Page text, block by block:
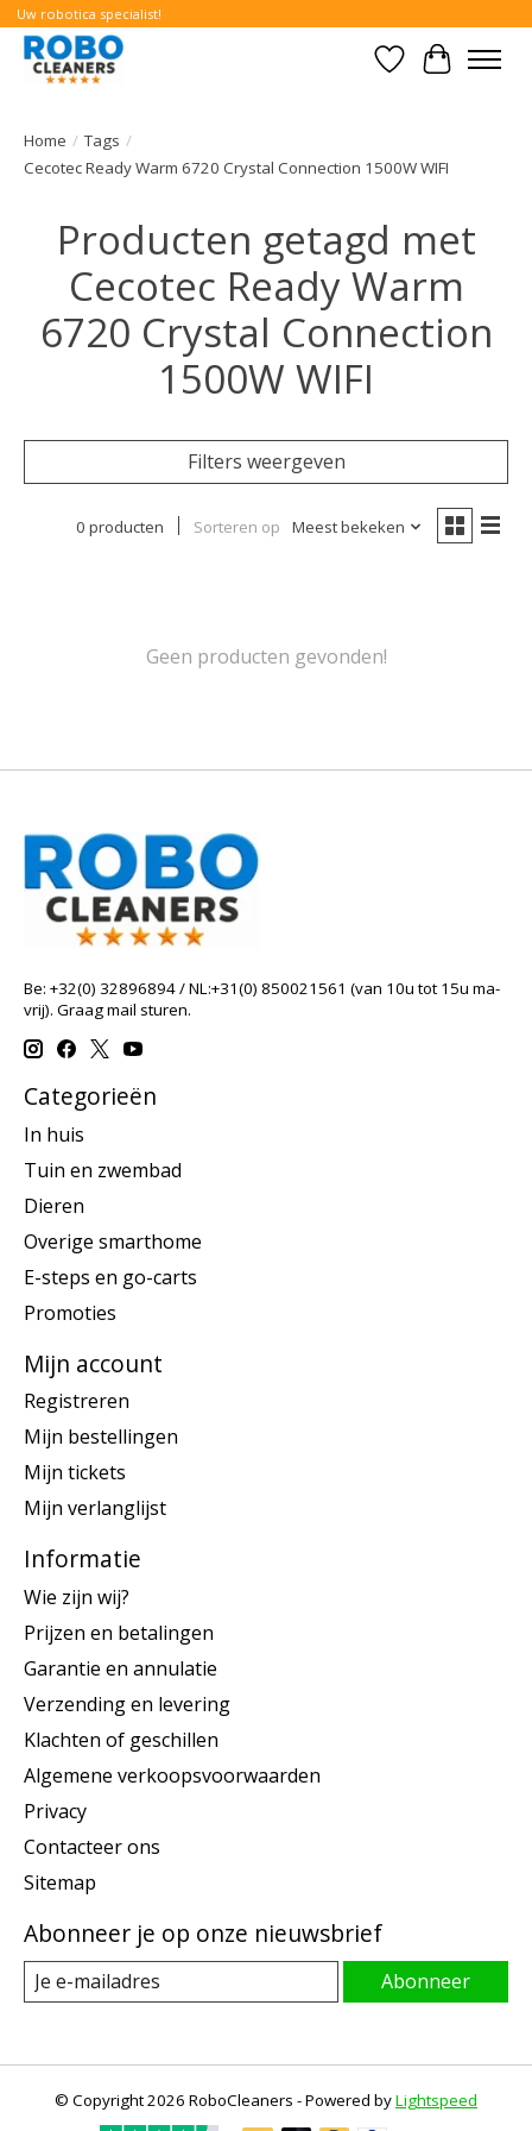
Uw robotica specialist!
Verlanglijst
Home / Tags /
Cecotec Ready Warm 6720 Crystal Connection 1500W WIFI
Producten getagd met
Cecotec Ready Warm
6720 Crystal Connection
1500W WIFI
Filters weergeven
0 producten Sorteren op Meest bekeken
Geen producten gevonden!
Be: +32(0) 32896894 / NL:+31(0) 850021561 (van 10u tot 15u ma-
vrij). Graag mail sturen.
Categorieën
In huis
Tuin en zwembad
Dieren
Overige smarthome
E-steps en go-carts
Promoties
Mijn account
Registreren
Mijn bestellingen
Mijn tickets
Mijn verlanglijst
Informatie
Wie zijn wij?
Prijzen en betalingen
Garantie en annulatie
Verzending en levering
Klachten of geschillen
Algemene verkoopsvoorwaarden
Privacy
Contacteer ons
Sitemap
Abonneer je op onze nieuwsbrief
Abonneer
© Copyright 2026 RoboCleaners - Powered byLightspeed